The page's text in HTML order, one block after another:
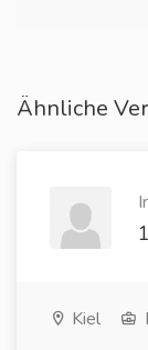
Ähnliche
Kiel